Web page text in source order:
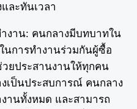
ละทันเวลา
งาน: คนกลางมีบทบาทใน
นการทำงานร่วมกันผู้ซื้อ
ยประสานงานให้ทุกคน
เป็นประสบการณ์ คนกลาง
านทั้งหมด และสามารถ